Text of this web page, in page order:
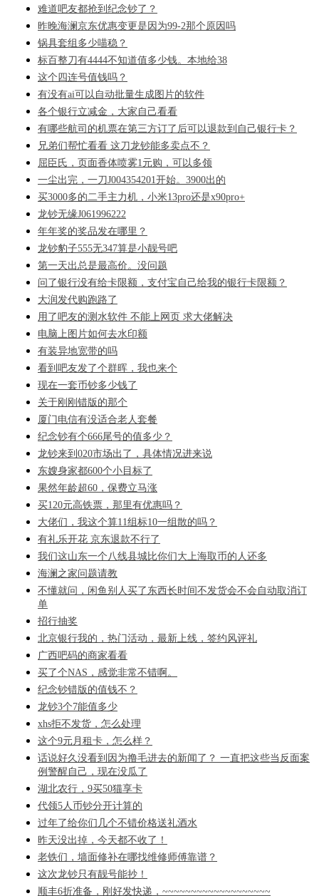
难道吧友都抢到纪念钞了？
昨晚海澜京东优惠变更是因为99-2那个原因吗
锅具套组多少喵稳？
标百整刀有4444不知道值多少钱。本地给38
这个四连号值钱吗？
有没有ai可以自动批量生成图片的软件
各个银行立减金，大家自己看看
有哪些航司的机票在第三方订了后可以退款到自己银行卡？
兄弟们帮忙看看 这刀龙钞能多卖点不？
屈臣氏，页面香体喷雾1元购，可以多领
一尘出完，一刀J004354201开始。3900出的
买3000多的二手主力机，小米13pro还是x90pro+
龙钞无缘J061996222
年年奖的奖品发在哪里？
龙钞豹子555无347算是小靓号吧
第一天出总是最高价。没问题
问了银行没有给卡限额，支付宝自己给我的银行卡限额？
大润发代购跑路了
用了吧友的测水软件 不能上网页 求大佬解决
电脑上图片如何去水印额
有装异地宽带的吗
看到吧友发了个群晖，我也来个
现在一套币钞多少钱了
关于刚刚错版的那个
厦门电信有没适合老人套餐
纪念钞有个666尾号的值多少？
龙钞来到020市场出了，具体情况进来说
东嫂身家都600个小目标了
果然年龄超60，保费立马涨
买120元高铁票，那里有优惠吗？
大佬们，我这个算11组标10一组散的吗？
有礼乐开花 京东退款不行了
我们这山东一个八线县城比你们大上海取币的人还多
海澜之家问题请教
不懂就问，闲鱼别人买了东西长时间不发货会不会自动取消订
单
招行抽奖
北京银行我的，热门活动，最新上线，签约风评礼
广西吧码的商家看看
买了个NAS，感觉非常不错啊。
纪念钞错版的值钱不？
龙钞3个7能值多少
xhs拒不发货，怎么处理
这个9元月租卡，怎么样？
话说好久没看到因为撸毛进去的新闻了？ 一直把这些当反面案
例警醒自己，现在没瓜了
湖北农行，9买50猫享卡
代领5人币钞分开计算的
过年了给你们几个不错价格送礼酒水
昨天没出掉，今天都不收了！
老铁们，墙面修补在哪找维修师傅靠谱？
这次龙钞只有靓号能抄！
顺丰6折准备，刚好发快递，~~~~~~~~~~~~~~~~~~~